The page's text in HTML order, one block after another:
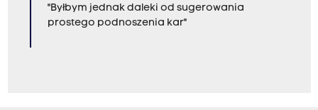
"Byłbym jednak daleki od sugerowania
prostego podnoszenia kar"